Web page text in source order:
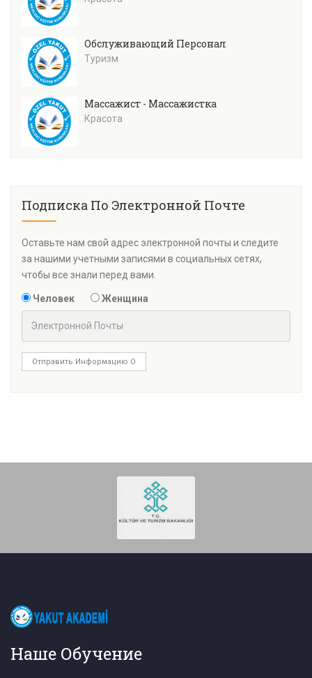
Обслуживающий Персонал
Туризм
Массажист - Массажистка
Красота
Подписка По Электронной Почте
Оставьте нам свой адрес электронной почты и следите
за нашими учетными записями в социальных сетях,
чтобы все знали перед вами.
Человек Женщина
Отправить Информацию О
Наше Обучение